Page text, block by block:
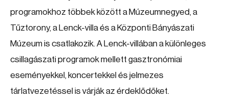
programokhoz többek között a Múzeumnegyed, a
Tűztorony, a Lenck-villa és a Központi Bányászati
Múzeum is csatlakozik. A Lenck-villában a különleges
csillagászati programok mellett gasztronómiai
eseményekkel, koncertekkel és jelmezes
tárlatvezetéssel is várják az érdeklődőket.